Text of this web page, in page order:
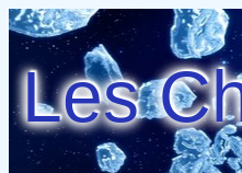
Les